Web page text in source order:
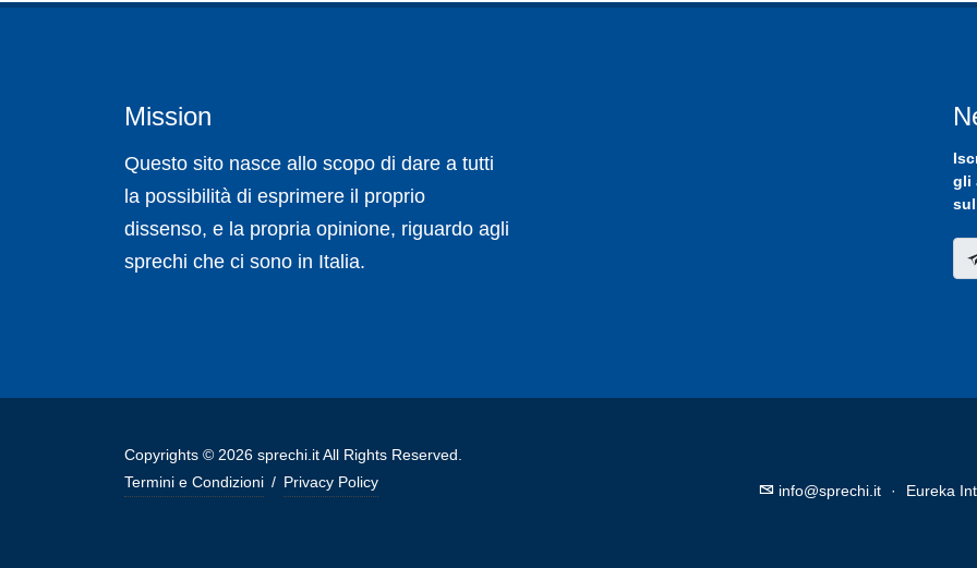
Mission
Questo sito nasce allo scopo di dare a tutti
la possibilità di esprimere il proprio
dissenso, e la propria opinione, riguardo agli
sprechi che ci sono in Italia.
gli
Copyrights © 2026 sprechi.it All Rights Reserved.
Termini e Condizioni / Privacy Policy info@sprechi.it · Eureka